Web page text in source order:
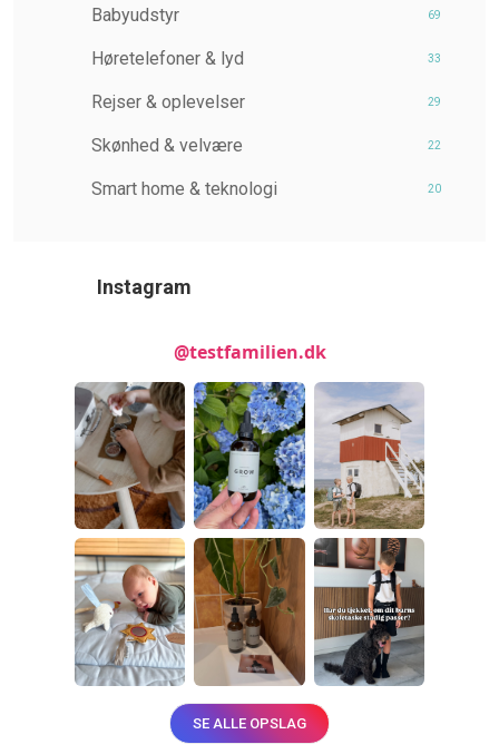
Babyudstyr 69
Høretelefoner & lyd 33
Rejser & oplevelser 29
Skønhed & velvære 22
Smart home & teknologi 20
Instagram
@testfamilien.dk
SE ALLE OPSLAG